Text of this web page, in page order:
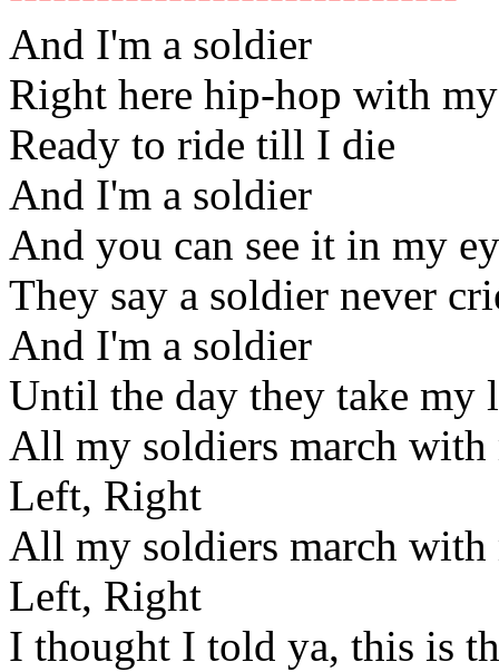
And I'm a soldier
Right here hip-hop with
Ready to ride till I die
And I'm a soldier
And you can see it in my
They say a soldier never
And I'm a soldier
Until the day they take my
All my soldiers march with
Left, Right
All my soldiers march with
Left, Right
I thought I told ya, this is